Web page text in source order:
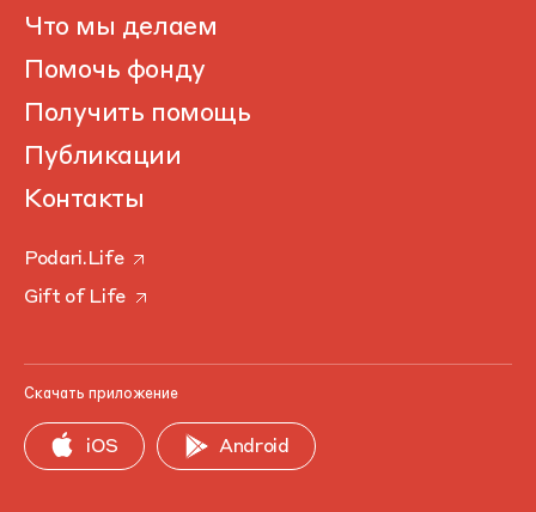
Что мы делаем
Помочь фонду
Получить помощь
Публикации
Контакты
Podari.Life
Gift of Life
Скачать приложение
iOS Android